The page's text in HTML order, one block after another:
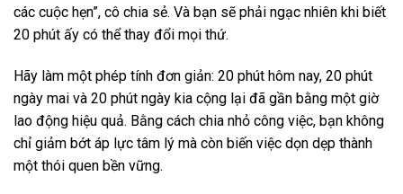
các cuộc hẹn”, cô chia sẻ. Và bạn sẽ phải ngạc nhiên khi biết
20 phút ấy có thể thay đổi mọi thứ.
Hãy làm một phép tính đơn giản: 20 phút hôm nay, 20 phút
ngày mai và 20 phút ngày kia cộng lại đã gần bằng một giờ
lao động hiệu quả. Bằng cách chia nhỏ công việc, bạn không
chỉ giảm bớt áp lực tâm lý mà còn biến việc dọn dẹp thành
một thói quen bền vững.